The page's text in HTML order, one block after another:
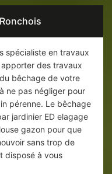
spécialiste en travaux
des travaux
bêchage de votre
ne pas négliger pour
pérenne. Le bêchage
jardinier ED elagage
gazon pour que
sans trop de
disposé à vous